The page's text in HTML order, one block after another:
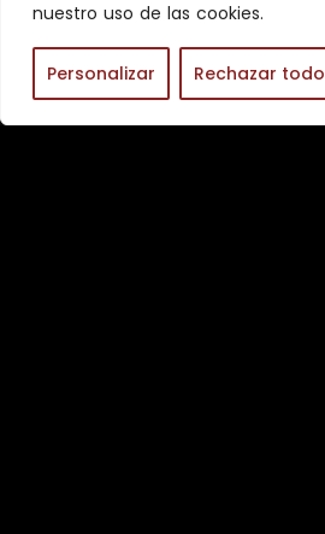
nuestro uso de las cookies.
Personalizar Rechazar todo